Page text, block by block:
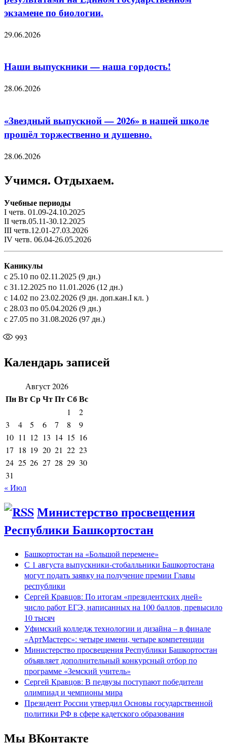
экзамене по биологии.
29.06.2026
Наши выпускники — наша гордость!
28.06.2026
«Звездный выпускной — 2026» в нашей школе
прошёл торжественно и душевно.
28.06.2026
Учимся. Отдыхаем.
Учебные периоды
I четв. 01.09-24.10.2025
II четв.05.11-30.12.2025
III четв.12.01-27.03.2026
IV четв. 06.04-26.05.2026
Каникулы
с 25.10 по 02.11.2025 (9 дн.)
с 31.12.2025 по 11.01.2026 (12 дн.)
с 14.02 по 23.02.2026 (9 дн. доп.кан.I кл. )
с 28.03 по 05.04.2026 (9 дн.)
с 27.05 по 31.08.2026 (97 дн.)
993
Календарь записей
Август 2026
ПнВтСрЧтПтСбВс
1
2
3
4 5 6 7 8
9
10 11 12 13 14 15 16
17 18 19 20 21 22 23
24 25 26 27 28 29 30
31
« Июл
Министерство просвещения
Республики Башкортостан
Башкортостан на «Большой перемене»
С 1 августа выпускники-стобалльники Башкортостана
могут подать заявку на получение премии Главы
республики
Сергей Кравцов: По итогам «президентских дней»
число работ ЕГЭ, написанных на 100 баллов, превысило
10 тысяч
Уфимский колледж технологии и дизайна – в финале
«АртМастерс»: четыре имени, четыре компетенции
Министерство просвещения Республики Башкортостан
объявляет дополнительный конкурсный отбор по
программе «Земский учитель»
Сергей Кравцов: В педвузы поступают победители
олимпиад и чемпионы мира
Президент России утвердил Основы государственной
политики РФ в сфере кадетского образования
Мы ВКонтакте